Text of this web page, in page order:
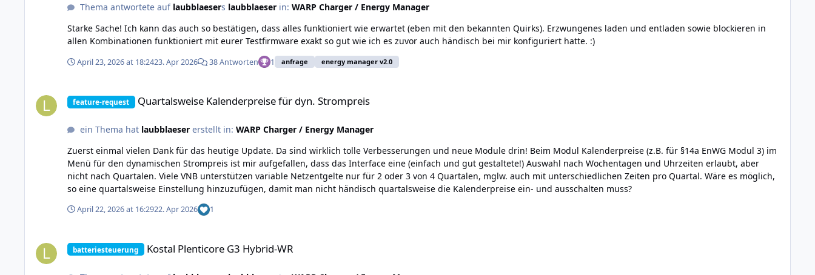
Thema antwortete auf laubblaesers laubblaeserin: WARP Charger / Energy Manager
Starke Sache! Ich kann das auch so bestätigen, dass alles funktioniert wie erwartet (eben mit den bekannten Quirks). Erzwungenes laden und entladen sowie blockieren in
allen Kombinationen funktioniert mit eurer Testfirmware exakt so gut wie ich es zuvor auch händisch bei mir konfiguriert hatte. :)
April 23, 2026 at 18:2423. Apr 2026 38 Antworten 1 anfrage energy manager v2.0
feature-request Quartalsweise Kalenderpreise für dyn. Strompreis
ein Thema hat laubblaesererstellt in: WARP Charger / Energy Manager
Zuerst einmal vielen Dank für das heutige Update. Da sind wirklich tolle Verbesserungen und neue Module drin! Beim Modul Kalenderpreise (z.B. für §14a EnWG Modul 3) im
Menü für den dynamischen Strompreis ist mir aufgefallen, dass das Interface eine (einfach und gut gestaltete!) Auswahl nach Wochentagen und Uhrzeiten erlaubt, aber
nicht nach Quartalen. Viele VNB unterstützen variable Netzentgelte nur für 2 oder 3 von 4 Quartalen, mglw. auch mit unterschiedlichen Zeiten pro Quartal. Wäre es möglich,
so eine quartalsweise Einstellung hinzuzufügen, damit man nicht händisch quartalsweise die Kalenderpreise ein- und ausschalten muss?
April 22, 2026 at 16:2922. Apr 2026 1
batteriesteuerung Kostal Plenticore G3 Hybrid-WR